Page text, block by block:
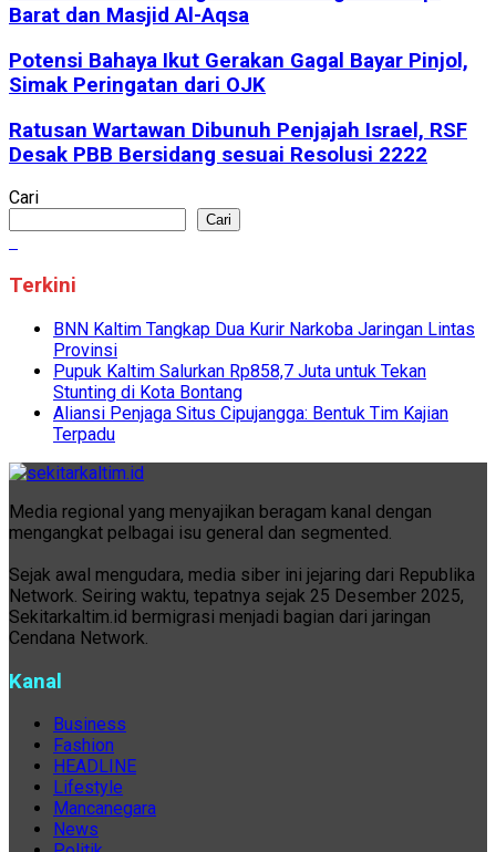
Barat dan Masjid Al-Aqsa
Potensi Bahaya Ikut Gerakan Gagal Bayar Pinjol,
Simak Peringatan dari OJK
Ratusan Wartawan Dibunuh Penjajah Israel, RSF
Desak PBB Bersidang sesuai Resolusi 2222
Cari
Cari
Terkini
BNN Kaltim Tangkap Dua Kurir Narkoba Jaringan Lintas
Provinsi
Pupuk Kaltim Salurkan Rp858,7 Juta untuk Tekan
Stunting di Kota Bontang
Aliansi Penjaga Situs Cipujangga: Bentuk Tim Kajian
Terpadu
Media regional yang menyajikan beragam kanal dengan
mengangkat pelbagai isu general dan segmented.
Sejak awal mengudara, media siber ini jejaring dari Republika
Network. Seiring waktu, tepatnya sejak 25 Desember 2025,
Sekitarkaltim.id bermigrasi menjadi bagian dari jaringan
Cendana Network.
Kanal
Business
Fashion
HEADLINE
Lifestyle
Mancanegara
News